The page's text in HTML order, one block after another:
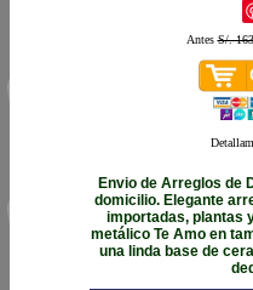
AntesS/. 163
Envio de Arreglos de
domicilio. Elegante
importadas, plantas
metálico Te Amo en
una linda base de